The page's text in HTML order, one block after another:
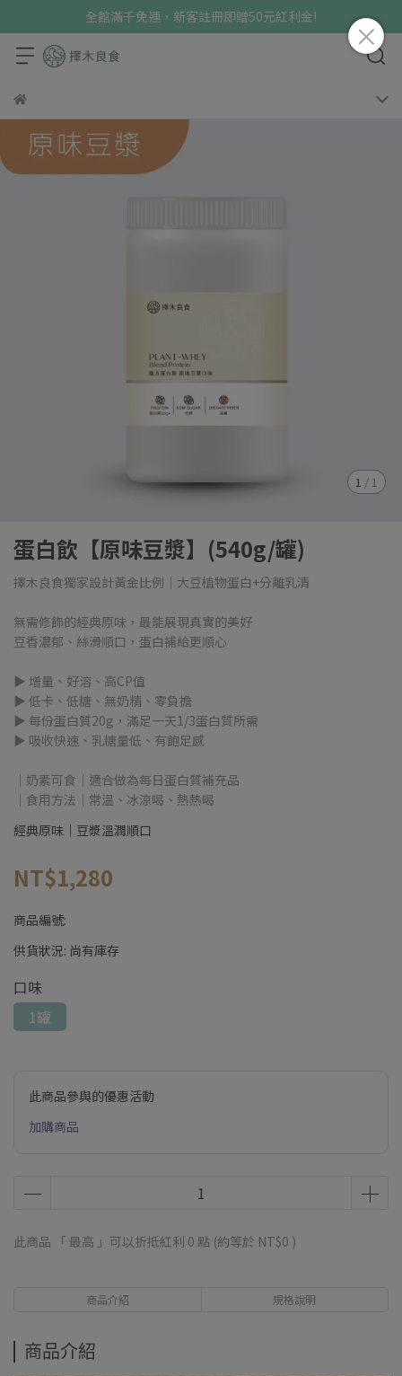
全館滿千免運，新客註冊即贈50元紅利金!
1 / 1
蛋白飲【原味豆漿】(540g/罐)
擇木良食獨家設計黃金比例｜大豆植物蛋白+分離乳清
無需修飾的經典原味，最能展現真實的美好
豆香濃郁、絲滑順口，蛋白補給更順心
▶ 增量、好溶、高CP值
▶ 低卡、低糖、無奶精、零負擔
▶ 每份蛋白質20g，滿足一天1/3蛋白質所需
▶ 吸收快速、乳糖量低、有飽足感
｜奶素可食｜適合做為每日蛋白質補充品
｜食用方法｜常溫、冰涼喝、熱熱喝
經典原味｜豆漿溫潤順口
NT$1,280
商品編號:
供貨狀況: 尚有庫存
口味
1罐
此商品參與的優惠活動
加購商品
此商品 「 最高 」可以折抵紅利 0 點 (約等於 NT$0 )
商品介紹 規格說明
商品介紹